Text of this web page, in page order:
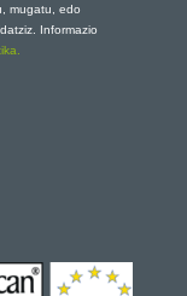
mugatu, edo
Informazio